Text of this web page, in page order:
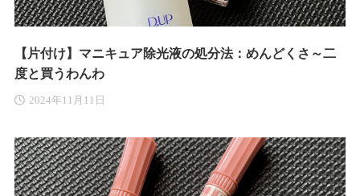
【片付け】マニキュア除光液の処分法：めんどくさ～二
度と買うわんわ
2024年11月11日